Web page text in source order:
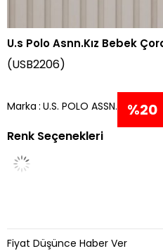
U.s Polo Asnn.Kız Bebek
(USB2206)
Marka : U.S. POLO ASSN. %20
Renk Seçenekleri
Fiyat Düşünce Haber Ver